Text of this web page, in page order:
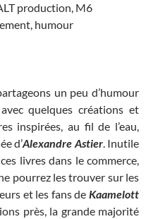
production, M6
humour
un peu d’humour
quelques créations et
inspirées, au fil de l’eau,
d’Alexandre Astier. Inutile
livres dans le commerce,
pourrez les trouver sur les
et les fans de Kaamelott
près, la grande majorité